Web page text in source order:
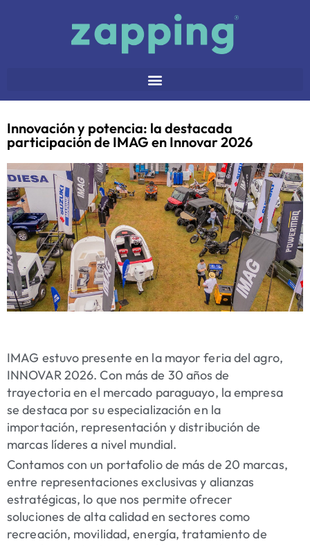
Innovación y potencia: la destacada
participación de IMAG en Innovar 2026
IMAG estuvo presente en la mayor feria del agro,
INNOVAR 2026. Con más de 30 años de
trayectoria en el mercado paraguayo, la empresa
se destaca por su especialización en la
importación, representación y distribución de
marcas líderes a nivel mundial.
Contamos con un portafolio de más de 20 marcas,
entre representaciones exclusivas y alianzas
estratégicas, lo que nos permite ofrecer
soluciones de alta calidad en sectores como
recreación, movilidad, energía, tratamiento de